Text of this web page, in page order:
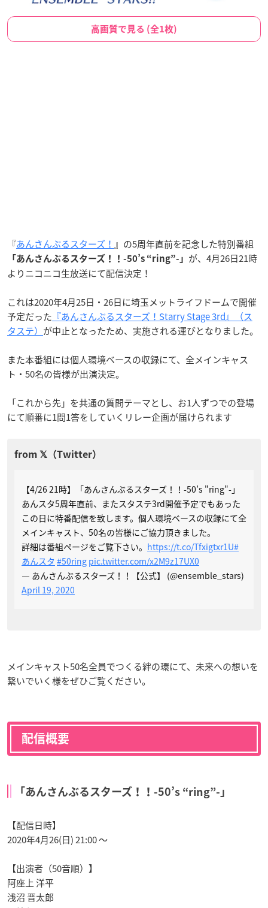
高画質で見る (全1枚)
『あんさんぶるスターズ！ 』の5周年直前を記念した特別番組
「あんさんぶるスターズ！！-50’s “ring”-」 が、4月26日21時
よりニコニコ生放送にて配信決定！
これは2020年4月25日・26日に埼玉メットライフドームで開催
予定だった 『あんさんぶるスターズ！Starry Stage 3rd』（ス
タステ） が中止となったため、実施される運びとなりました。
また本番組には個人環境ベースの収録にて、全メインキャス
ト・50名の皆様が出演決定。
「これから先」を共通の質問テーマとし、お1人ずつでの登場
にて順番に1問1答をしていくリレー企画が届けられます
【4/26 21時】「あんさんぶるスターズ！！-50’s "ring"-」
あんスタ5周年直前、またスタステ3rd開催予定でもあった
この日に特番配信を致します。個人環境ベースの収録にて全
メインキャスト、50名の皆様にご協力頂きました。
詳細は番組ページをご覧下さい。 https://t.co/Tfxigtxr1U#
あんスタ #50ring pic.twitter.com/x2M9z17UX0
— あんさんぶるスターズ！！【公式】 (@ensemble_stars)
April 19, 2020
メインキャスト50名全員でつくる絆の環にて、未来への想いを
繋いでいく様をぜひご覧ください。
配信概要
「あんさんぶるスターズ！！-50’s “ring”-」
【配信日時】
2020年4月26(日) 21:00 〜
【出演者（50音順）】
阿座上 洋平
浅沼 晋太郎